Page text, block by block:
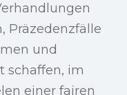
Präzedenzfälle
und
schaffen, im
einer fairen